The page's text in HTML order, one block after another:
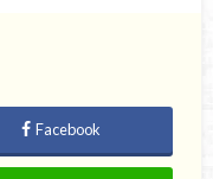
Facebook